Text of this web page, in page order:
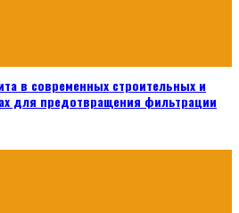
в современных строительных и
для предотвращения фильтрации